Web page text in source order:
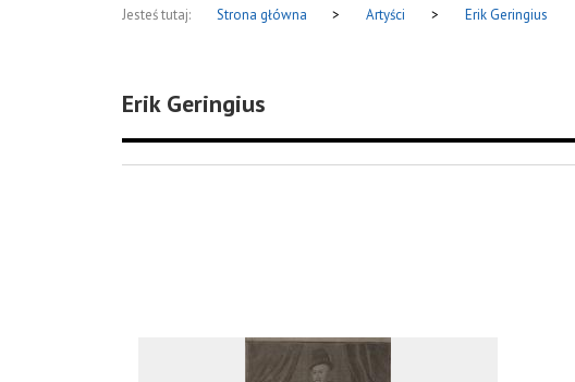
Jesteś tutaj: Strona główna > Artyści > Erik Geringius
Erik Geringius